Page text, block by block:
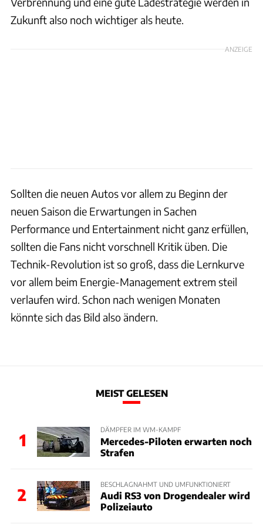
Zukunft also noch wichtiger als heute.
ANZEIGE
Sollten die neuen Autos vor allem zu Beginn der
neuen Saison die Erwartungen in Sachen
Performance und Entertainment nicht ganz erfüllen,
sollten die Fans nicht vorschnell Kritik üben. Die
Technik-Revolution ist so groß, dass die Lernkurve
vor allem beim Energie-Management extrem steil
verlaufen wird. Schon nach wenigen Monaten
könnte sich das Bild also ändern.
MEIST GELESEN
1
DÄMPFER IM WM-KAMPF
Mercedes-Piloten erwarten noch
Strafen
2
BESCHLAGNAHMT UND UMFUNKTIONIERT
Audi RS3 von Drogendealer wird
Polizeiauto